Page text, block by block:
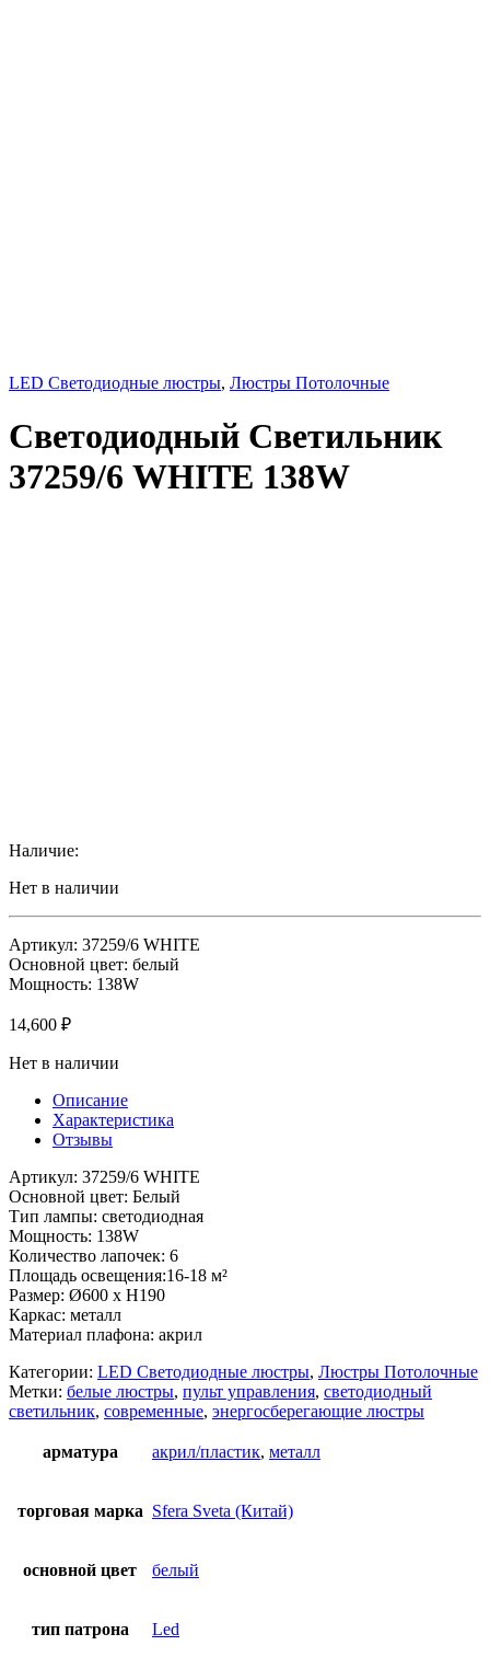
LED Светодиодные люстры, Люстры Потолочные
Светодиодный Светильник
37259/6 WHITE 138W
Наличие:
Нет в наличии
Артикул: 37259/6 WHITE
Основной цвет: белый
Мощность: 138W
14,600 ₽
Нет в наличии
Описание
Характеристика
Отзывы
Артикул: 37259/6 WHITE
Основной цвет: Белый
Тип лампы: светодиодная
Мощность: 138W
Количество лапочек: 6
Площадь освещения:16-18 м²
Размер: Ø600 x H190
Каркас: металл
Материал плафона: акрил
Категории: LED Светодиодные люстры, Люстры Потолочные
Метки: белые люстры, пульт управления, светодиодный
светильник, современные, энергосберегающие люстры
арматура акрил/пластик, металл
торговая марка Sfera Sveta (Китай)
основной цвет белый
тип патрона Led